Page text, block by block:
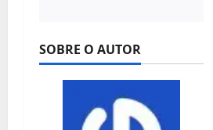
SOBRE O AUTOR